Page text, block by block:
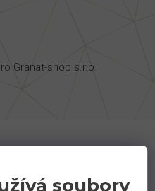
soubory
Granat-shop s.r.o.